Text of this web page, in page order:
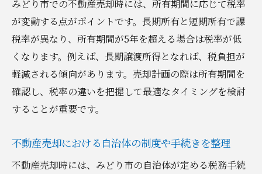
手取り額を守るために注意したい落とし穴
不動産売却経験者の体験から学ぶ税負担軽
減法
みどり市での不動産売却時には、所有期間に応じて税率
が変動する点がポイントです。長期所有と短期所有で課
税率が異なり、所有期間が5年を超える場合は税率が低
くなります。例えば、長期譲渡所得となれば、税負担が
軽減される傾向があります。売却計画の際は所有期間を
確認し、税率の違いを把握して最適なタイミングを検討
することが重要です。
不動産売却における自治体の制度や手続きを整理
不動産売却時には、みどり市の自治体が定める税務手続